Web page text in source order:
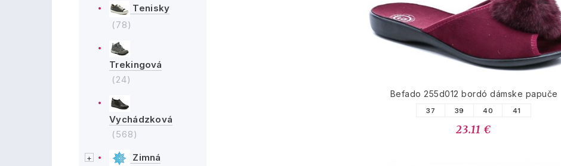
Tenisky
(78)
Trekingová
(24)
Vychádzková
(568)
Zimná
Befado 255d012 bordó dámske papuče
37 39 40 41
23.11 €